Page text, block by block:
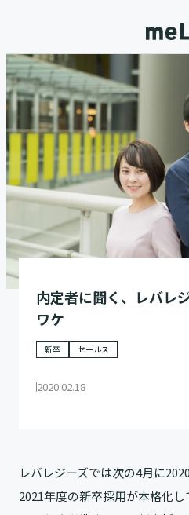
内定者に聞く、レバレ
ワケ
新卒 セールス
2020.02.18
レバレジーズでは次の4月に
2021年度の新卒採用が本格化し